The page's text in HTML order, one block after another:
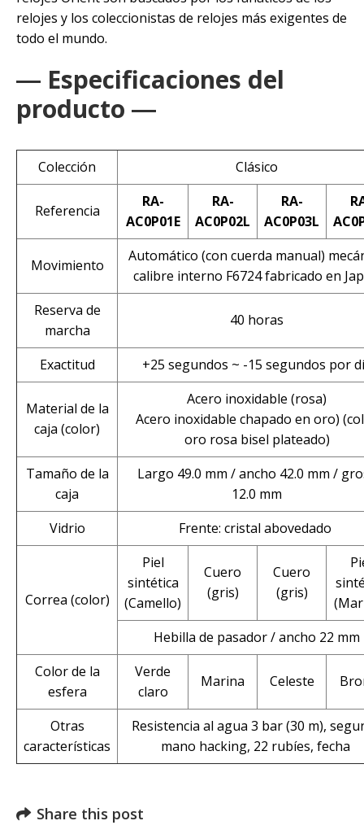
relojes y los coleccionistas de relojes más exigentes de
todo el mundo.
― Especificaciones del
producto ―
Colección Clásico
Referencia
RA-
AC0P01E
RA-
AC0P02L
RA-
AC0P03L
Movimiento
Automático (con cuerda manual)
calibre interno F6724 fabricado en
Reserva de
marcha
40 horas
Exactitud +25 segundos ~ -15 segundos por
Material de la
caja (color)
Acero inoxidable (rosa)
Acero inoxidable chapado en oro)
oro rosa bisel plateado)
Tamaño de la
caja
Largo 49.0 mm / ancho 42.0 mm /
12.0 mm
Vidrio
Frente: cristal abovedado
Correa (color)
Piel
sintética
(Camello)
Cuero
(gris)
Cuero
(gris)
Hebilla de pasador / ancho 22 mm
Color de la
esfera
Verde
claro
Marina Celeste
Otras
características
Resistencia al agua 3 bar (30 m),
mano hacking, 22 rubíes, fecha
Share this post